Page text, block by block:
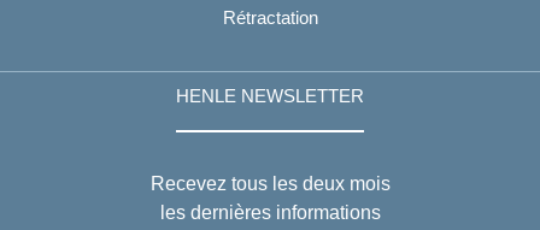
Rétractation
HENLE NEWSLETTER
Recevez tous les deux mois
les dernières informations